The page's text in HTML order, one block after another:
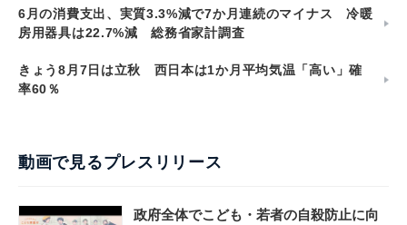
6月の消費支出、実質3.3%減で7か月連続のマイナス 冷暖
房用器具は22.7%減 総務省家計調査
きょう8月7日は立秋 西日本は1か月平均気温「高い」確
率60％
動画で見るプレスリリース
政府全体でこども・若者の自殺防止に向